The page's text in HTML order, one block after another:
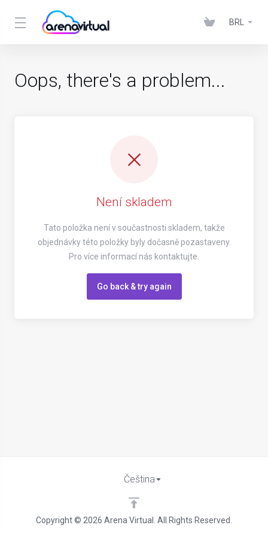
BRL
Oops, there's a problem...
Není skladem
Tato položka není v součastnosti skladem, takže
objednávky této položky byly dočasně pozastaveny.
Pro více informací nás kontaktujte.
Go back & try again
Copyright © 2026 Arena Virtual. All Rights Reserved.
Čeština